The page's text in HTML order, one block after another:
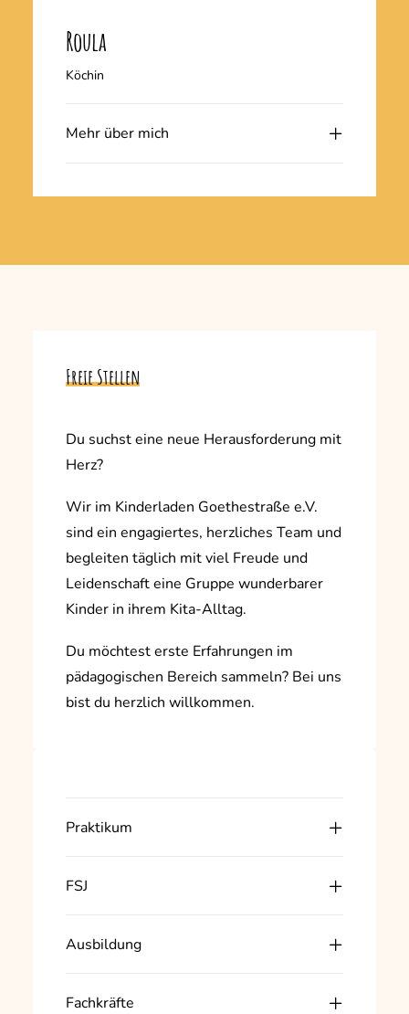
Roula
Köchin
Mehr über mich
FreieStellen
Du suchst eine neue Herausforderung mit
Herz?
Wir im Kinderladen Goethestraße e.V.
sind ein engagiertes, herzliches Team und
begleiten täglich mit viel Freude und
Leidenschaft eine Gruppe wunderbarer
Kinder in ihrem Kita-Alltag.
Du möchtest erste Erfahrungen im
pädagogischen Bereich sammeln? Bei uns
bist du herzlich willkommen.
Praktikum
FSJ
Ausbildung
Fachkräfte